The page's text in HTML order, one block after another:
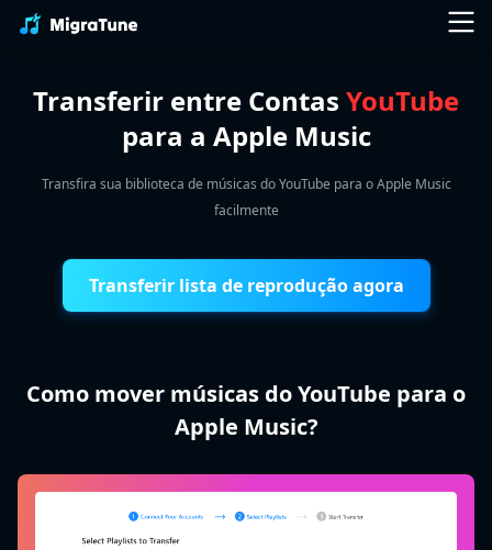
Transferir entre Contas YouTube
para a Apple Music
Transfira sua biblioteca de músicas do YouTube para o Apple Music
facilmente
Transferir lista de reprodução agora
Como mover músicas do YouTube para o
Apple Music?